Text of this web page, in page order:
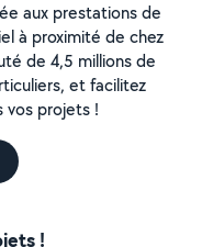
aux prestations de
à proximité de chez
de 4,5 millions de
et facilitez
projets !
!